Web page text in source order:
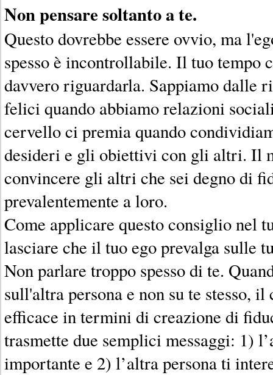
Non pensare soltanto a te.
Questo dovrebbe essere ovvio, ma
spesso è incontrollabile. Il tuo tempo
davvero riguardarla. Sappiamo dalle
felici quando abbiamo relazioni
cervello ci premia quando
desideri e gli obiettivi con gli altri. Il
convincere gli altri che sei degno di
prevalentemente a loro.
Come applicare questo consiglio nel
lasciare che il tuo ego prevalga sulle
Non parlare troppo spesso di te.
sull'altra persona e non su te stesso,
efficace in termini di creazione di
trasmette due semplici messaggi: 1)
importante e 2) l’altra persona ti